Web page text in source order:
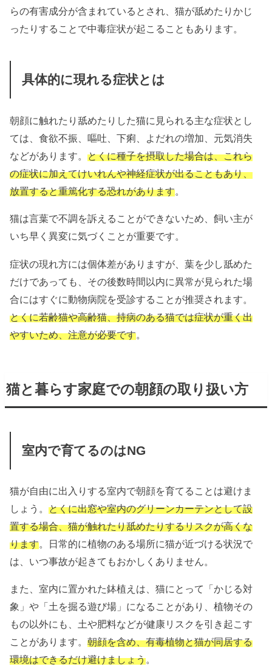
らの有害成分が含まれているとされ、猫が舐めたりかじ
ったりすることで中毒症状が起こることもあります。
具体的に現れる症状とは
朝顔に触れたり舐めたりした猫に見られる主な症状とし
ては、食欲不振、嘔吐、下痢、よだれの増加、元気消失
などがあります。とくに種子を摂取した場合は、これら
の症状に加えてけいれんや神経症状が出ることもあり、
放置すると重篤化する恐れがあります
猫は言葉で不調を訴えることができないため、飼い主が
いち早く異変に気づくことが重要です。
症状の現れ方には個体差がありますが、葉を少し舐めた
だけであっても、その後数時間以内に異常が見られた場
合にはすぐに動物病院を受診することが推奨されます。
とくに若齢猫や高齢猫、持病のある猫では症状が重く出
やすいため、注意が必要です
猫と暮らす家庭での朝顔の取り扱い方
室内で育てるのはNG
猫が自由に出入りする室内で朝顔を育てることは避けま
しょう。とくに出窓や室内のグリーンカーテンとして設
置する場合、猫が触れたり舐めたりするリスクが高くな
ります。日常的に植物のある場所に猫が近づける状況で
は、いつ事故が起きてもおかしくありません。
また、室内に置かれた鉢植えは、猫にとって「かじる対
象」や「土を掘る遊び場」になることがあり、植物その
もの以外にも、土や肥料などが健康リスクを引き起こす
ことがあります。朝顔を含め、有毒植物と猫が同居する
環境はできるだけ避けましょう。